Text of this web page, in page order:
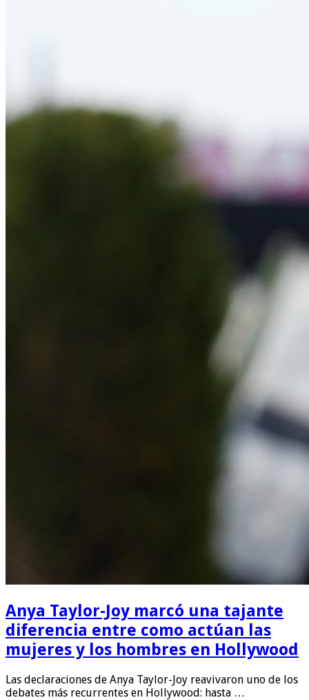
Anya Taylor-Joy marcó una tajante
diferencia entre como actúan las
mujeres y los hombres en Hollywood
Las declaraciones de Anya Taylor-Joy reavivaron uno de los
debates más recurrentes en Hollywood: hasta …